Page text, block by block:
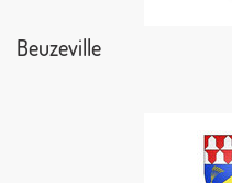
Beuzeville